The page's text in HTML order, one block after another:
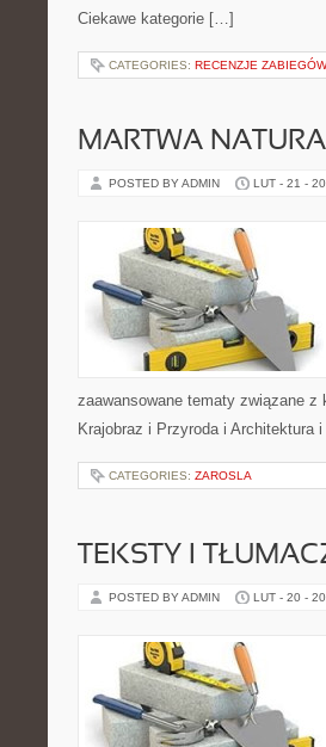
Ciekawe kategorie […]
CATEGORIES: RECENZJE ZABIEGÓW
MARTWA
POSTED BY ADMIN LUT - 21 -
zaawansowane tematy związane
Krajobraz i Przyroda i
CATEGORIES: ZAROSLA
TEKSTY I
POSTED BY ADMIN LUT - 20 -